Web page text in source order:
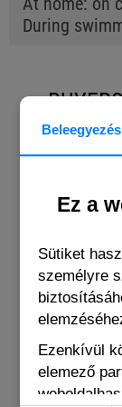
Beleegyezés
Ez a
Sütiket
személyre
Ezenkívül
elemező
During